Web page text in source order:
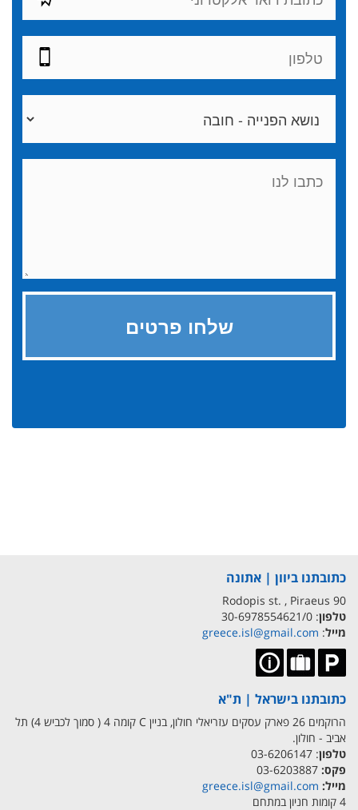
כתובתנו ביוון | אתונה
90 Rodopis st. , Piraeus
טלפון: 30-6978554621/0
מייל:
greece.isl@gmail.com
כתובתנו בישראל | ת"א
הרוקמים 26 פארק עסקים עזריאלי חולון, בניין C קומה 4 ( סמוך לכביש 4) תל
אביב - חולון.
טלפון: 03-6206147
פקס:
מייל: greece.isl@gmail.com
4 קומות חניון במתחם